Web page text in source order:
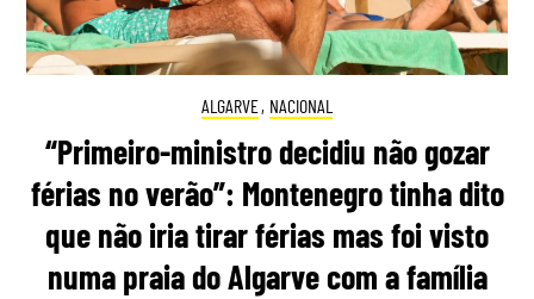
ALGARVE, NACIONAL
“Primeiro-ministro decidiu não gozar
férias no verão”: Montenegro tinha dito
que não iria tirar férias mas foi visto
numa praia do Algarve com a família